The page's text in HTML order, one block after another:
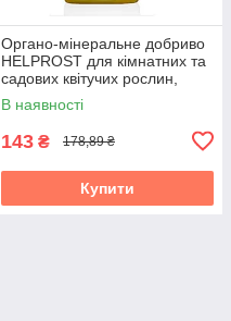
Органо-мінеральне добриво
HELPROST для кімнатних та
садових квітучих рослин,
500 мл, БТУ-Центр
В наявності
143 ₴ 178,89 ₴
Купити